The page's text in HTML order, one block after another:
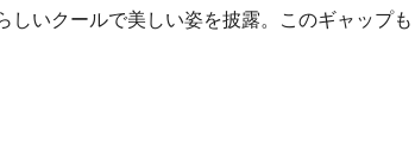
いクールで美しい姿を披露。このギャップも